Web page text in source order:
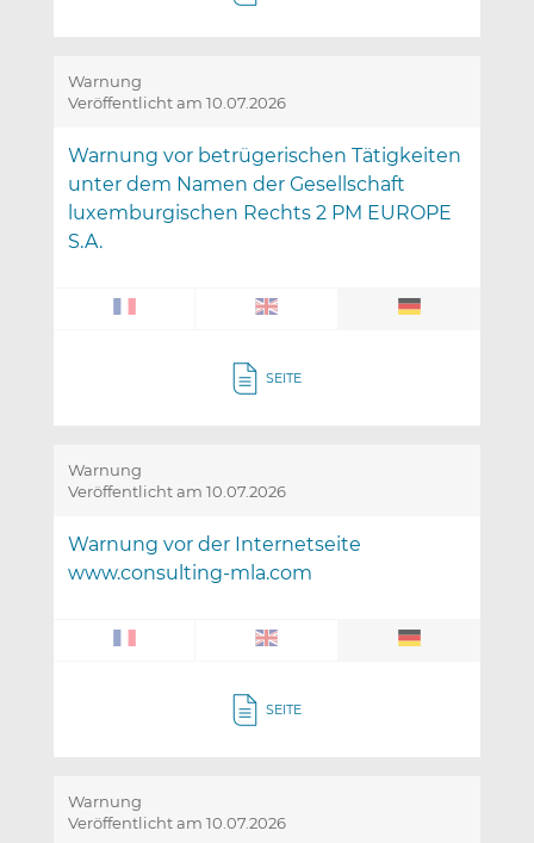
Warnung
Veröffentlicht am 10.07.2026
Warnung vor betrügerischen Tätigkeiten
unter dem Namen der Gesellschaft
luxemburgischen Rechts 2 PM EUROPE
S.A.
SEITE
Warnung
Veröffentlicht am 10.07.2026
Warnung vor der Internetseite
www.consulting-mla.com
SEITE
Warnung
Veröffentlicht am 10.07.2026